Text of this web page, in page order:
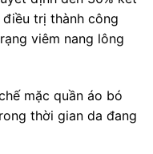
trị thành công
viêm nang lông
mặc quần áo bó
thời gian da đang